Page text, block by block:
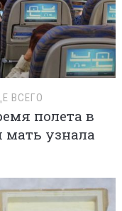
ВСЕГО
полета в
мать узнала